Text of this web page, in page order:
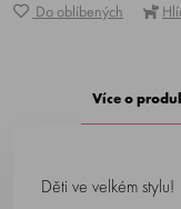
Do oblíbených
Více o
Děti ve velkém stylu!